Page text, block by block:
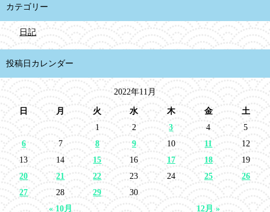
カテゴリー
日記
投稿日カレンダー
2022年11月
日 月 火 水 木 金 土
« 10月 12月 »
1 2 3 4
5
6
7 8 9 10 11
12
13
14 15 16 17 18
19
20
21 22 23 24 25
26
27
28 29 30